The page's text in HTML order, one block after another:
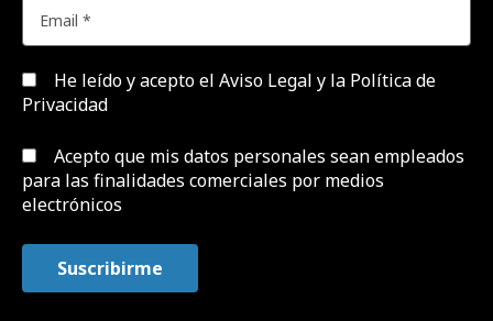
He leído y acepto el Aviso Legal y la Política de
Privacidad
Acepto que mis datos personales sean empleados
para las finalidades comerciales por medios
electrónicos